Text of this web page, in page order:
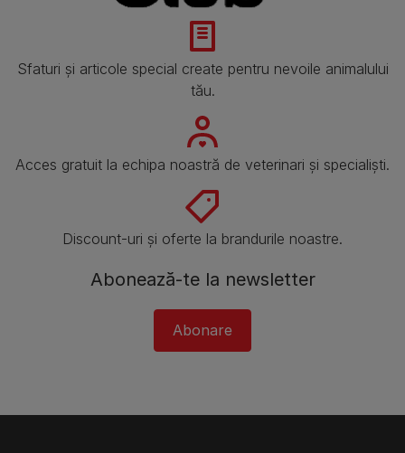
Sfaturi și articole special create pentru nevoile animalului
tău.
Acces gratuit la echipa noastră de veterinari și specialiști.
Discount-uri și oferte la brandurile noastre.
Abonează-te la newsletter
Abonare